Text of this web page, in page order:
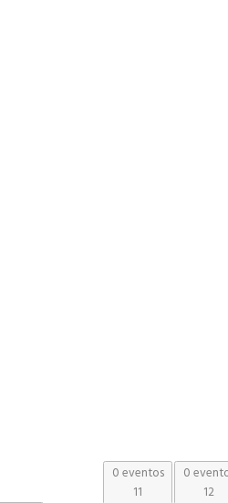
0 eventos
11
0
12